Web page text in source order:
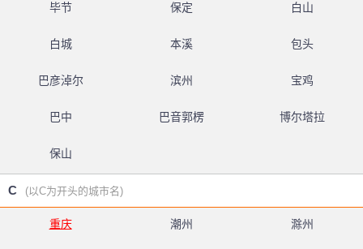
毕节 保定 白山
白城 本溪 包头
巴彦淖尔 滨州 宝鸡
巴中 巴音郭楞 博尔塔拉
保山
C (以C为开头的城市名)
重庆 潮州 滁州